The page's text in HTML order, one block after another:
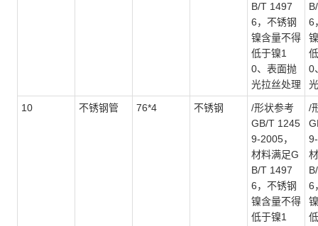
B/T 1497
6，不锈钢
镍含量不得
低于镍1
0、表面抛
光拉丝处理
6
0
10 不锈钢管 76*4 不锈钢
/形状参考
GB/T 1245
9-2005，
材料满足G
B/T 1497
6，不锈钢
镍含量不得
低于镍1
/
6